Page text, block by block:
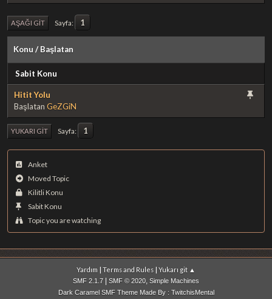
AŞAĞI GIT Sayfa 1
Konu / Başlatan
Sabit Konu
Hitit Yolu
Başlatan GeZGiN
YUKARI GIT Sayfa 1
Anket
Moved Topic
Kilitli Konu
Sabit Konu
Topic you are watching
Yardım | Terms and Rules | Yukarı git ▲
SMF 2.1.7 SMF © 2020, Simple Machines
Dark Caramel SMF Theme Made By : TwitchisMental